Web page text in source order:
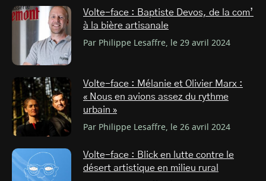
Volte-face : Baptiste Devos, de la com’
à la bière artisanale
Par Philippe Lesaffre, le 29 avril 2024
Volte-face : Mélanie et Olivier Marx :
« Nous en avions assez du rythme
urbain »
Par Philippe Lesaffre, le 26 avril 2024
Volte-face : Blick en lutte contre le
désert artistique en milieu rural